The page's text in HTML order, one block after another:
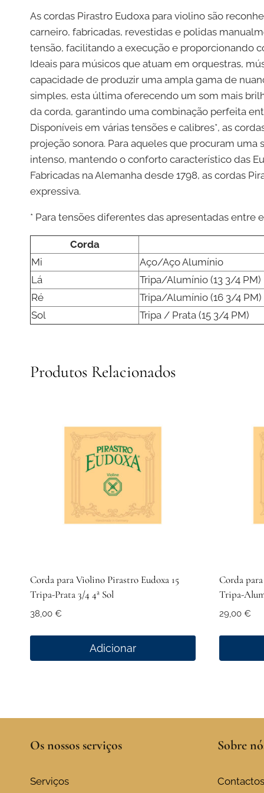
As cordas Pirastro Eudoxa para violino são
carneiro, fabricadas, revestidas e polidas
tensão, facilitando a execução e proporcionando
Ideais para músicos que atuam em orquestras,
capacidade de produzir uma ampla gama de
simples, esta última oferecendo um som mais
da corda, garantindo uma combinação perfeita
Disponíveis em várias tensões e calibres*, as
projeção sonora. Para aqueles que procuram
intenso, mantendo o conforto característico das
Fabricadas na Alemanha desde 1798, as cordas
expressiva.
* Para tensões diferentes das apresentadas
Corda
Mi
Aço/Aço Alumínio
Lá
Tripa/Alumínio (13 3/4 PM)
Ré
Tripa/Alumínio (16 3/4 PM)
Sol
Tripa / Prata (15 3/4 PM)
Produtos Relacionados
Corda para Violino Pirastro Eudoxa 15
Tripa-Prata 3/4 4ª Sol
38,00 €
Adicionar
Corda
Tripa-
29,00 €
Os nossos serviços
Serviços
Sobre
Contactos